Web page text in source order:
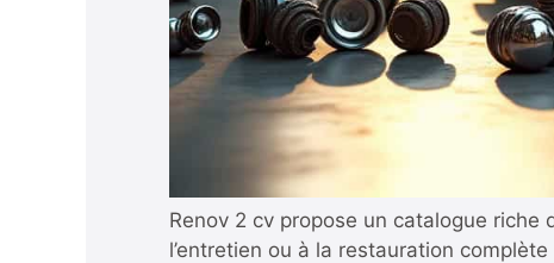
Renov 2 cv propose un catalogue riche
l’entretien ou à la restauration